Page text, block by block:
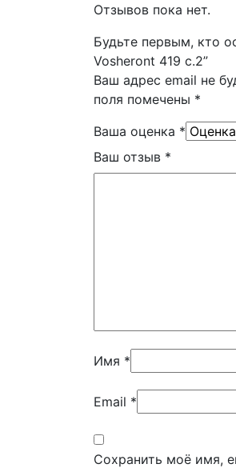
Отзывов пока нет.
Будьте первым, кто
Vosheront 419 с.2”
Ваш адрес email не
поля помечены *
Ваша оценка *
Ваш отзыв *
Имя *
Email *
Сохранить моё имя,